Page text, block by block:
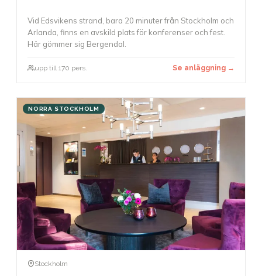
Vid Edsvikens strand, bara 20 minuter från Stockholm och
Arlanda, finns en avskild plats för konferenser och fest.
Här gömmer sig Bergendal.
upp till 170 pers. Se anläggning →
NORRA STOCKHOLM
Stockholm